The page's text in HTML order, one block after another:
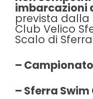
imbarcazioni
prevista dalla
Club Velico
Scalo di
–
– Sferra Swim